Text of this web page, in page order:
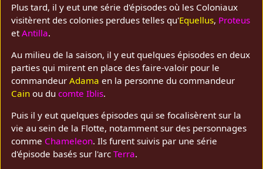
Plus tard, il y eut une série d'épisodes où les Coloniaux
visitèrent des colonies perdues telles qu'Equellus, Proteus
etAntilla.
Au milieu de la saison, il y eut quelques épisodes en deux
parties qui mirent en place des faire-valoir pour le
commandeurAdama en la personne du commandeur
Cain ou ducomte Iblis.
Puis il y eut quelques épisodes qui se focalisèrent sur la
vie au sein de la Flotte, notamment sur des personnages
comme Chameleon. Ils furent suivis par une série
d'épisode basés sur l'arcTerra.